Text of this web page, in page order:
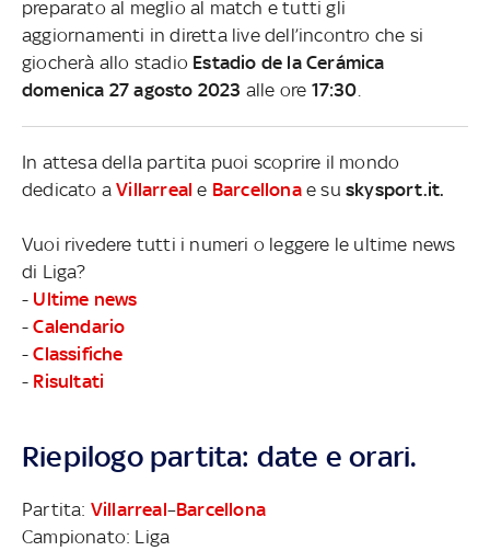
preparato al meglio al match e tutti gli
aggiornamenti in diretta live dell’incontro che si
giocherà allo stadio Estadio de la Cerámica
domenica 27 agosto 2023 alle ore 17:30
In attesa della partita puoi scoprire il mondo
dedicato aVillarreal e Barcellonae suskysport.it.
Vuoi rivedere tutti i numeri o leggere le ultime news
di Liga?
- Ultime news
-Calendario
-Classifiche
- Risultati
Riepilogo partita: date e orari.
Partita: Villarreal–Barcellona
Campionato: Liga